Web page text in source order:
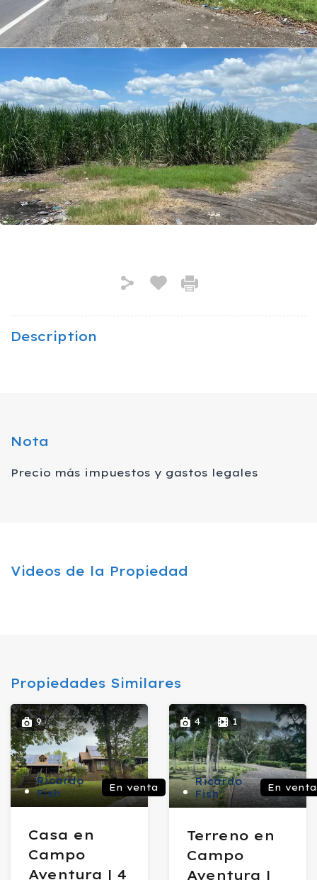
Description
Nota
Precio más impuestos y gastos legales
Videos de la Propiedad
Propiedades Similares
9
Ricardo
Fish
En venta
Casa en
Campo
Aventura | 4
4 1
Ricardo
Fish
En venta
Terreno en
Campo
Aventura |